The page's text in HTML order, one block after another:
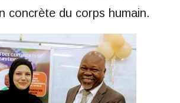
concrète du corps humain.